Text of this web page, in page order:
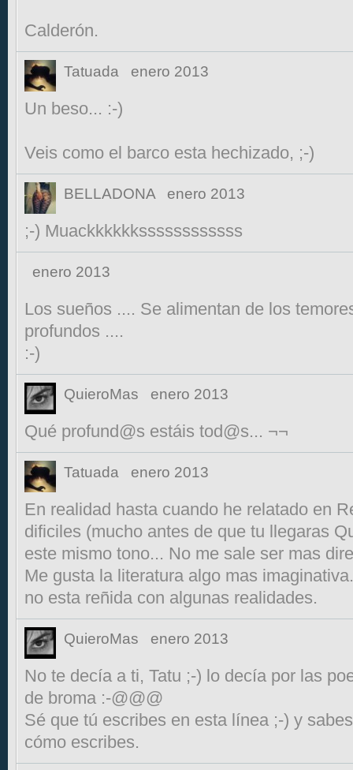
Calderón.
Tatuada enero 2013
Un beso... :-)
Veis como el barco esta hechizado, ;-)
BELLADONA enero 2013
;-) Muackkkkkkssssssssssss
enero 2013
Los sueños .... Se alimentan de los
profundos ....
:-)
QuieroMas enero 2013
Qué profund@s estáis tod@s... ¬¬
Tatuada enero 2013
En realidad hasta cuando he relatado en
dificiles (mucho antes de que tu llegaras
este mismo tono... No me sale ser mas
Me gusta la literatura algo mas
no esta reñida con algunas realidades.
QuieroMas enero 2013
No te decía a ti, Tatu ;-) lo decía por las
de broma :-@@@
Sé que tú escribes en esta línea ;-) y
cómo escribes.